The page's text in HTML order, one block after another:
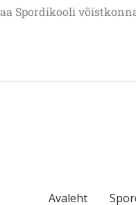
Spordikooli
Avaleht